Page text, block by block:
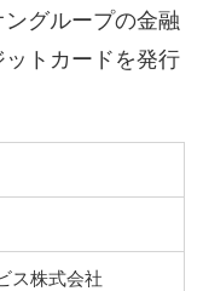
グループの金融
トカードを発行
ス株式会社